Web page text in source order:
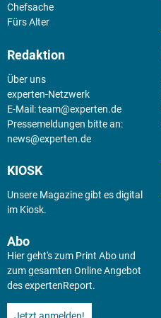
Chefsache
Fürs Alter
Redaktion
Über uns
experten-Netzwerk
E-Mail:team@experten.de
Pressemeldungen bitte an:
news@experten.de
KIOSK
Unsere Magazine gibt es digital
im Kiosk.
Abo
Hier geht's zum Print Abo und
zum gesamten Online Angebot
des expertenReport.
Jetzt anmelden!